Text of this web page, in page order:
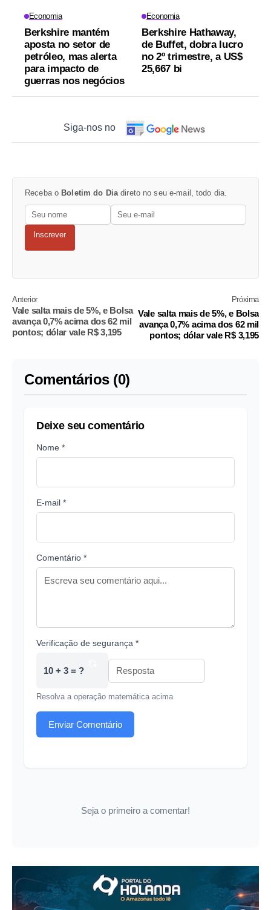
Economia
Berkshire mantém
aposta no setor de
petróleo, mas alerta
para impacto de
guerras nos negócios
Economia
Berkshire Hathaway,
de Buffet, dobra lucro
no 2º trimestre, a US$
25,667 bi
Siga-nos no
Receba o Boletim do Dia direto no seu e-mail, todo dia.
Inscrever
Anterior
Vale salta mais de 5%, e Bolsa
avança 0,7% acima dos 62 mil
pontos; dólar vale R$ 3,195
Próxima
Vale salta mais de 5%, e Bolsa
avança 0,7% acima dos 62 mil
pontos; dólar vale R$ 3,195
Comentários (0)
Deixe seu comentário
Nome *
E-mail *
Comentário *
Verificação de segurança *
10 + 3 = ?
Resolva a operação matemática acima
Enviar Comentário
Seja o primeiro a comentar!